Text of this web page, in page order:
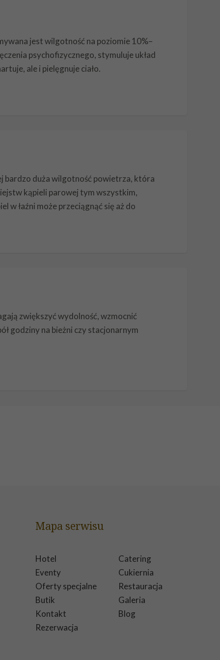
jest wilgotność na poziomie 10%–
psychofizycznego, stymuluje układ
ale i pielęgnuje ciało.
bardzo duża wilgotność powietrza, która
kąpieli parowej tym wszystkim,
w łaźni może przeciągnąć się aż do
zwiększyć wydolność, wzmocnić
godziny na bieżni czy stacjonarnym
Mapa serwisu
Hotel
Eventy
Oferty specjalne
Butik
Catering
Cukiernia
Restauracja
Galeria
Kontakt
Rezerwacja
Blog